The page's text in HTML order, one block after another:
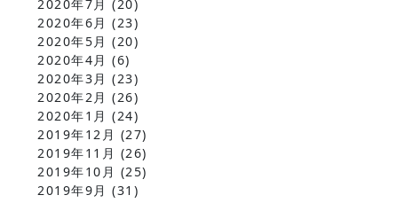
2020年7月 (20)
2020年6月 (23)
2020年5月 (20)
2020年4月 (6)
2020年3月 (23)
2020年2月 (26)
2020年1月 (24)
2019年12月 (27)
2019年11月 (26)
2019年10月 (25)
2019年9月 (31)